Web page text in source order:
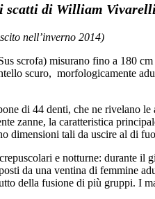
scatti di William
nell’inverno 2014)
scrofa) misurano fino a 180
scuro, morfologicamente
di 44 denti, che ne rivelano
zanne, la caratteristica
dimensioni tali da uscire al di
e notturne: durante il
da una ventina di femmine
della fusione di più gruppi. I